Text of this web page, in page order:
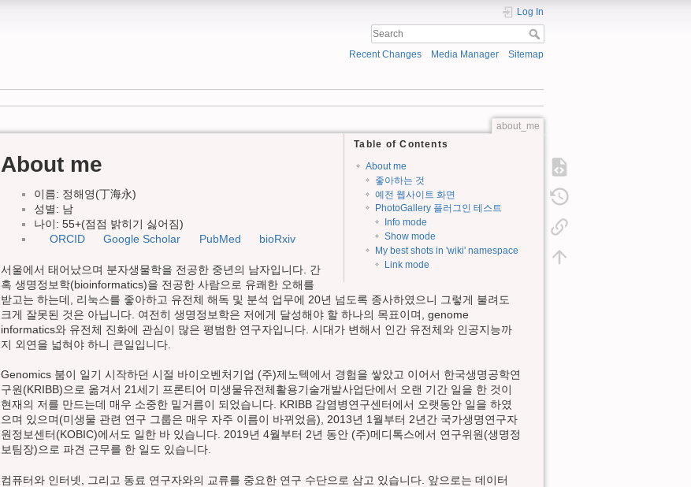
Log In
Recent Changes Media Manager Sitemap
about_me
Table of Contents
About me
좋아하는 것
예전 웹사이트 화면
PhotoGallery 플러그인 테스트
Info mode
Show mode
My best shots in 'wiki' namespace
Link mode
About me
이름: 정해영(丁海永)
성별: 남
나이: 55+(점점 밝히기 싫어짐)
ORCID
Google Scholar PubMed bioRxiv
서울에서 태어났으며 분자생물학을 전공한 중년의 남자입니다. 간
혹 생명정보학(bioinformatics)을 전공한 사람으로 유쾌한 오해를
받고는 하는데, 리눅스를 좋아하고 유전체 해독 및 분석 업무에 20년 넘도록 종사하였으니 그렇게 불려도
크게 잘못된 것은 아닙니다. 여전히 생명정보학은 저에게 달성해야 할 하나의 목표이며, genome
informatics와 유전체 진화에 관심이 많은 평범한 연구자입니다. 시대가 변해서 인간 유전체와 인공지능까
지 외연을 넓혀야 하니 큰일입니다.
Genomics 붐이 일기 시작하던 시절 바이오벤처기업 (주)제노텍에서 경험을 쌓았고 이어서 한국생명공학연
구원(KRIBB)으로 옮겨서 21세기 프론티어 미생물유전체활용기술개발사업단에서 오랜 기간 일을 한 것이
현재의 저를 만드는데 매우 소중한 밑거름이 되었습니다. KRIBB 감염병연구센터에서 오랫동안 일을 하였
으며 있으며(미생물 관련 연구 그룹은 매우 자주 이름이 바뀌었음), 2013년 1월부터 2년간 국가생명연구자
원정보센터(KOBIC)에서도 일한 바 있습니다. 2019년 4월부터 2년 동안 (주)메디톡스에서 연구위원(생명정
보팀장)으로 파견 근무를 한 일도 있습니다.
컴퓨터와 인터넷, 그리고 동료 연구자와의 교류를 중요한 연구 수단으로 삼고 있습니다. 앞으로는 데이터